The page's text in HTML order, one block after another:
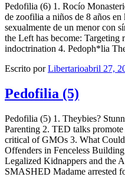
Pedofilia (6) 1. Rocío
de zoofilia a niños de 8 años
sexualmente de un menor con
the Left has become: Targeting
indoctrination 4. Pedoph*lia
Escrito porLibertarioabril 27,
Pedofilia (5)
Pedofilia (5) 1. Theybies?
Parenting 2. TED talks
critical of GMOs 3. What
Offenders in Fenceless
Legalized Kidnappers and the
SMASHED Madame arrested